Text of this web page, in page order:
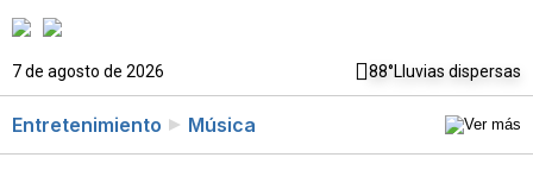
7 de agosto de 2026 88°Lluvias dispersas
Entretenimiento Música